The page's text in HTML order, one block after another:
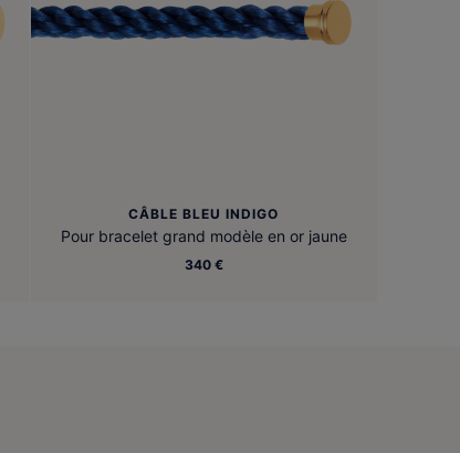
CÂBLE BLEU INDIGO
Pour bracelet grand modèle en or jaune
340 €